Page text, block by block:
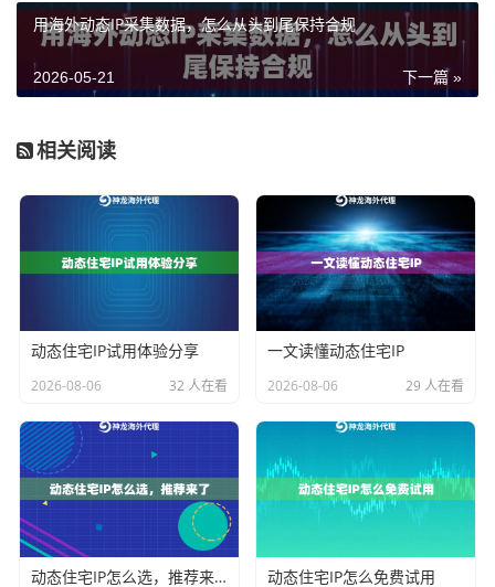
态IP，价值就远高于一个模糊的国家级IP。
以我们“神龙海外动态IP”为例，我们提供从经济型数据中
心IP到真实住宅IP的多种方案，覆盖全球超过200个国家
过技术手段持续维护更新，确保用户提取到的每一个海
外动态IP都具有较高的可用性和匿名性。这种在资源层
面的多维保障，是让IP用得“值”的第一块基石。
成本：精打细算，让每一分钱都花在刀刃上
成本是每个用户都会敏感的问题。使用海外动态IP的成
本，绝不仅仅是购买套餐的价格，更包括
时间成本、效
务频繁中断、需要人工反复处理，那它的实际成本反而
更高。
评估成本效益，首先要看计费模式是否灵活匹配你的用
量模式。常见的模式有按流量计费、按IP数量计费和无
用海外动态IP采集数据，怎么从头到尾保持合规
下一篇 »
2026-05-21
相关阅读
动态住宅IP试用体验分享
2026-08-06 32 人在看
一文读懂动态住宅IP
2026-08-06 29 人在看
动态住宅IP怎么选，推荐来了 动态住宅IP怎么免费试用